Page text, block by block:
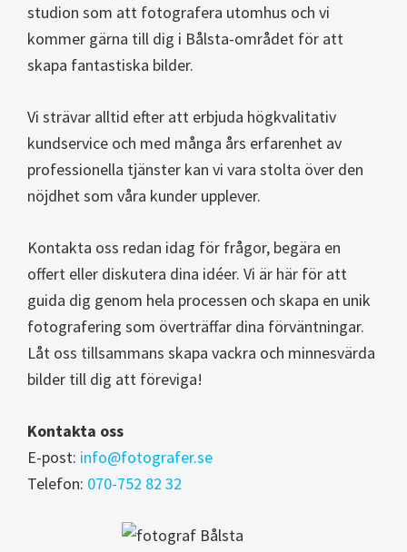
studion som att fotografera utomhus och vi
kommer gärna till dig i Bålsta-området för att
skapa fantastiska bilder.
Vi strävar alltid efter att erbjuda högkvalitativ
kundservice och med många års erfarenhet av
professionella tjänster kan vi vara stolta över den
nöjdhet som våra kunder upplever.
Kontakta oss redan idag för frågor, begära en
offert eller diskutera dina idéer. Vi är här för att
guida dig genom hela processen och skapa en unik
fotografering som överträffar dina förväntningar.
Låt oss tillsammans skapa vackra och minnesvärda
bilder till dig att föreviga!
Kontakta oss
E-post: info@fotografer.se
Telefon: 070-752 82 32